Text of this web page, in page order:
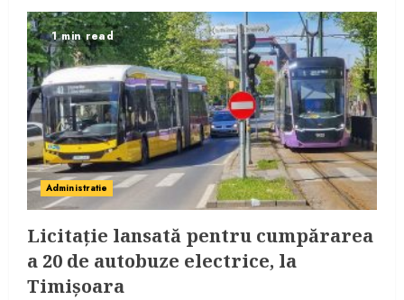
1 min read
Administratie
Licitație lansată pentru cumpărarea
a 20 de autobuze electrice, la
Timișoara